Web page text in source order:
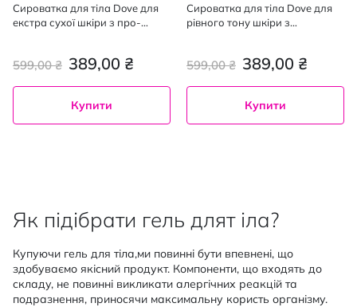
Сироватка для тіла Dove для
екстра сухої шкіри з про-
389,00 ₴
599,00 ₴
Купити
Сироватка для тіла Dove для
рівного тону шкіри з
389,00 ₴
599,00 ₴
Купити
Як підібрати гель длят іла?
Купуючи гель для тіла,ми повинні бути впевнені, що
здобуваємо якісний продукт. Компоненти, що входять до
складу, не повинні викликати алергічних реакцій та
подразнення, приносячи максимальну користь організму.